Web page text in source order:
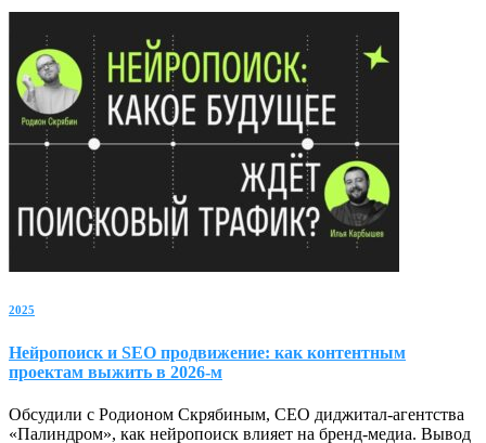
2025
Нейропоиск и SEO продвижение: как контентным
проектам выжить в 2026-м
Обсудили с Родионом Скрябиным, CEO диджитал-агентства
«Палиндром», как нейропоиск влияет на бренд-медиа. Вывод